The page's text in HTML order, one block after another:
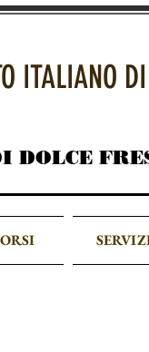
ITALIANO
DOLCE